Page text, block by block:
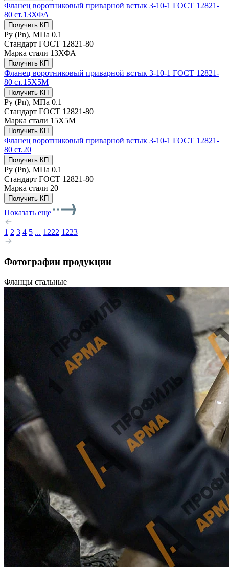
Фланец воротниковый приварной встык 3-10-1 ГОСТ 12821-
80 ст.13ХФА
Получить КП
Ру (Рn), МПа 0.1
Стандарт ГОСТ 12821-80
Марка стали 13ХФА
Получить КП
Фланец воротниковый приварной встык 3-10-1 ГОСТ 12821-
80 ст.15Х5М
Получить КП
Ру (Рn), МПа 0.1
Стандарт ГОСТ 12821-80
Марка стали 15Х5М
Получить КП
Фланец воротниковый приварной встык 3-10-1 ГОСТ 12821-
80 ст.20
Получить КП
Ру (Рn), МПа 0.1
Стандарт ГОСТ 12821-80
Марка стали 20
Получить КП
Показать еще
1 2 3 4 5 ... 1222 1223
Фотографии продукции
Фланцы стальные